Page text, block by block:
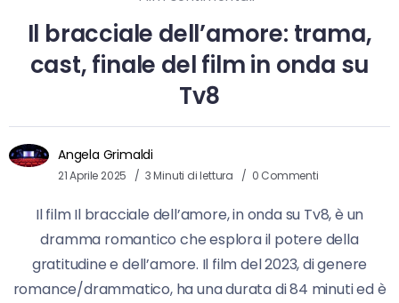
Il bracciale dell’amore: trama,
cast, finale del film in onda su
Tv8
Angela Grimaldi
21 Aprile 2025 3 Minuti di lettura 0 Commenti
Il film Il bracciale dell’amore, in onda su Tv8, è un
dramma romantico che esplora il potere della
gratitudine e dell’amore. Il film del 2023, di genere
romance/drammatico, ha una durata di 84 minuti ed è